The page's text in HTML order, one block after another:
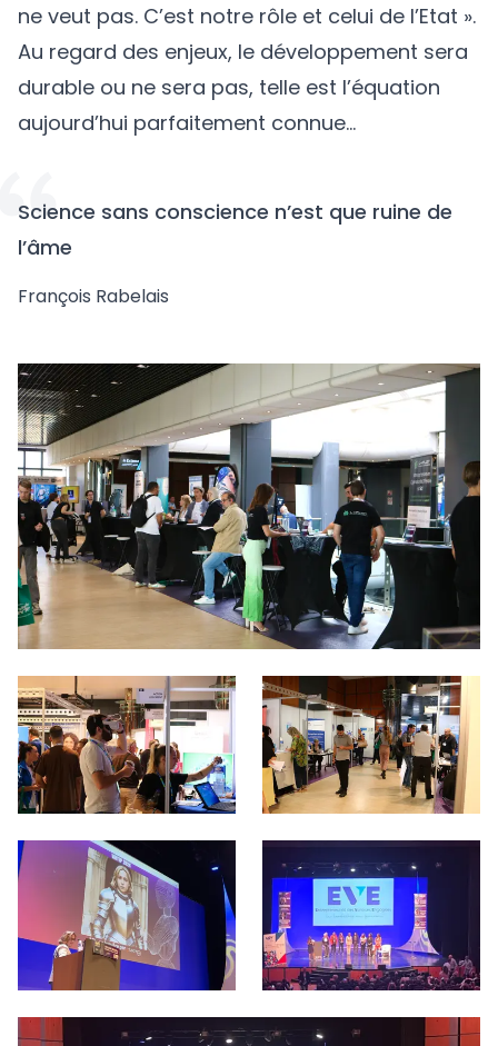
ne veut pas. C’est notre rôle et celui de l’Etat ».
Au regard des enjeux, le développement sera
durable ou ne sera pas, telle est l’équation
aujourd’hui parfaitement connue…
Science sans conscience n’est que ruine de
l’âme
François Rabelais